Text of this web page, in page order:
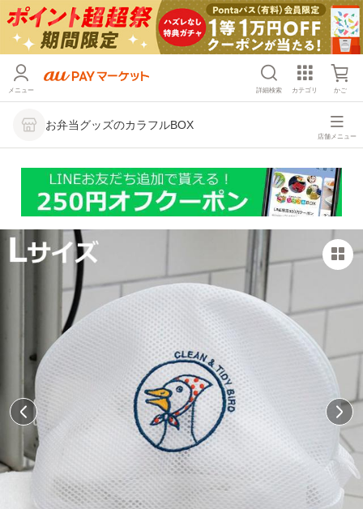
メニュー 詳細検索 カテゴリ かご
お弁当グッズのカラフルBOX
店舗メニュー